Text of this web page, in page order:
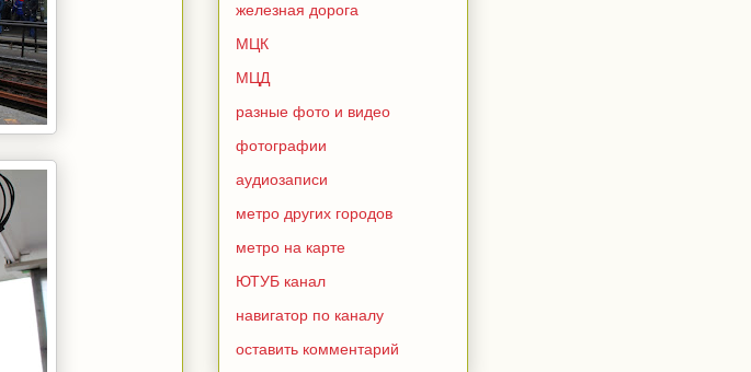
железная дорога
МЦК
МЦД
разные фото и видео
фотографии
аудиозаписи
метро других городов
метро на карте
ЮТУБ канал
навигатор по каналу
оставить комментарий